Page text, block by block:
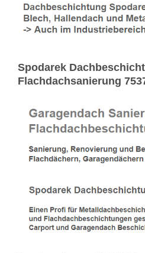
Spodarek
Flachdachsanierung